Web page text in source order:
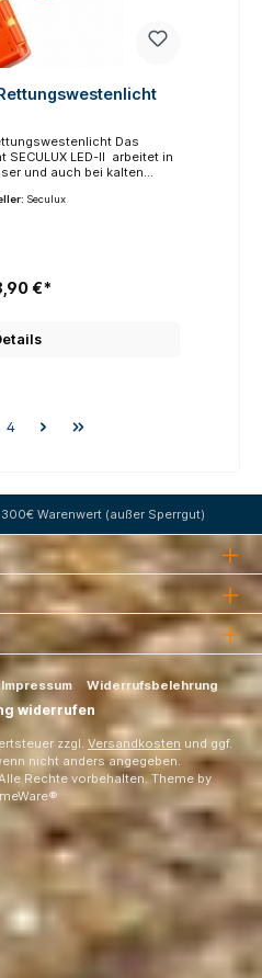
Das
LED-II arbeitet in
und auch bei kalten
Leuchte ist manuell
Seculux
€*
4
Warenwert (außer Sperrgut)
Impressum Widerrufsbelehrung
widerrufen
zzgl. Versandkosten und ggf.
nicht anders angegeben.
Rechte vorbehalten. Theme by